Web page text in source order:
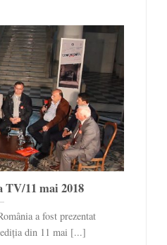
TV/11 mai 2018
a fost prezentat
din 11 mai [...]